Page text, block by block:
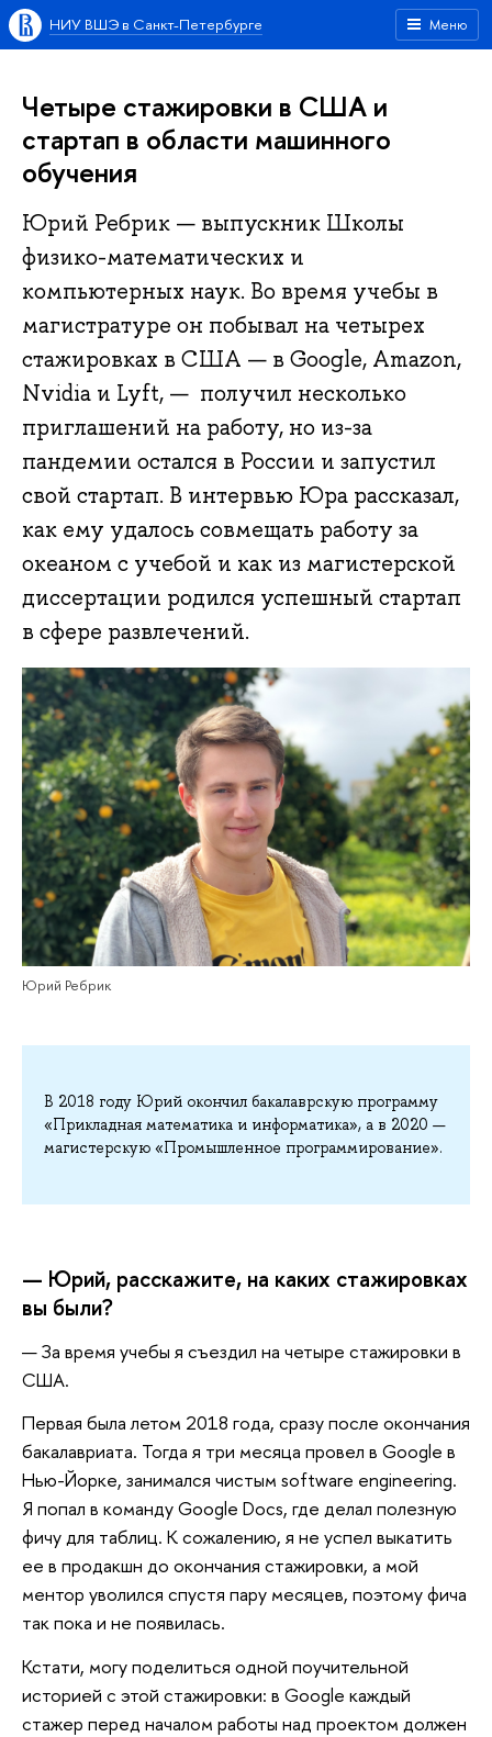
Меню
НИУ ВШЭ в Санкт-Петербурге
Четыре стажировки в США и
стартап в области машинного
обучения
Юрий Ребрик — выпускник Школы
физико-математических и
компьютерных наук. Во время учебы в
магистратуре он побывал на четырех
стажировках в США — в Google, Amazon,
Nvidia и Lyft, — получил несколько
приглашений на работу, но из-за
пандемии остался в России и запустил
свой стартап. В интервью Юра рассказал,
как ему удалось совмещать работу за
океаном с учебой и как из магистерской
диссертации родился успешный стартап
в сфере развлечений.
Юрий Ребрик
В 2018 году Юрий окончил бакалаврскую программу
«Прикладная математика и информатика», а в 2020 —
магистерскую «Промышленное программирование».
— Юрий, расскажите, на каких стажировках
вы были?
— За время учебы я съездил на четыре стажировки в
США.
Первая была летом 2018 года, сразу после окончания
бакалавриата. Тогда я три месяца провел в Google в
Нью-Йорке, занимался чистым software engineering.
Я попал в команду Google Docs, где делал полезную
фичу для таблиц. К сожалению, я не успел выкатить
ее в продакшн до окончания стажировки, а мой
ментор уволился спустя пару месяцев, поэтому фича
так пока и не появилась.
Кстати, могу поделиться одной поучительной
историей с этой стажировки: в Google каждый
стажер перед началом работы над проектом должен